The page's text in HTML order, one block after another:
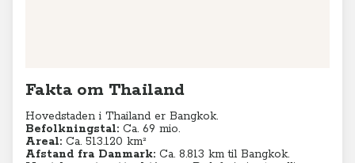
Fakta om Thailand
Hovedstaden i Thailand er Bangkok.
Befolkningstal: Ca. 69 mio.
Areal: Ca. 513.120 km²
Afstand fra Danmark: Ca. 8.813 km til Bangkok.